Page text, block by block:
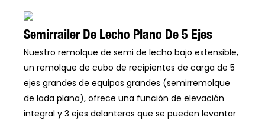
Semirrailer De Lecho Plano De 5 Ejes
Nuestro remolque de semi de lecho bajo extensible,
un remolque de cubo de recipientes de carga de 5
ejes grandes de equipos grandes (semirremolque
de lada plana), ofrece una función de elevación
integral y 3 ejes delanteros que se pueden levantar